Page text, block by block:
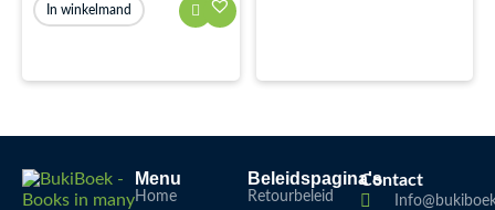
In winkelmand
Menu
Home
Beleidspagina's
Retourbeleid
Contact